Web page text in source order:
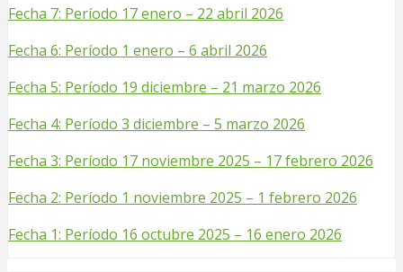
Fecha 7: Período 17 enero – 22 abril 2026
Fecha 6: Período 1 enero – 6 abril 2026
Fecha 5: Período 19 diciembre – 21 marzo 2026
Fecha 4: Período 3 diciembre – 5 marzo 2026
Fecha 3: Período 17 noviembre 2025 – 17 febrero 2026
Fecha 2: Período 1 noviembre 2025 – 1 febrero 2026
Fecha 1: Período 16 octubre 2025 – 16 enero 2026